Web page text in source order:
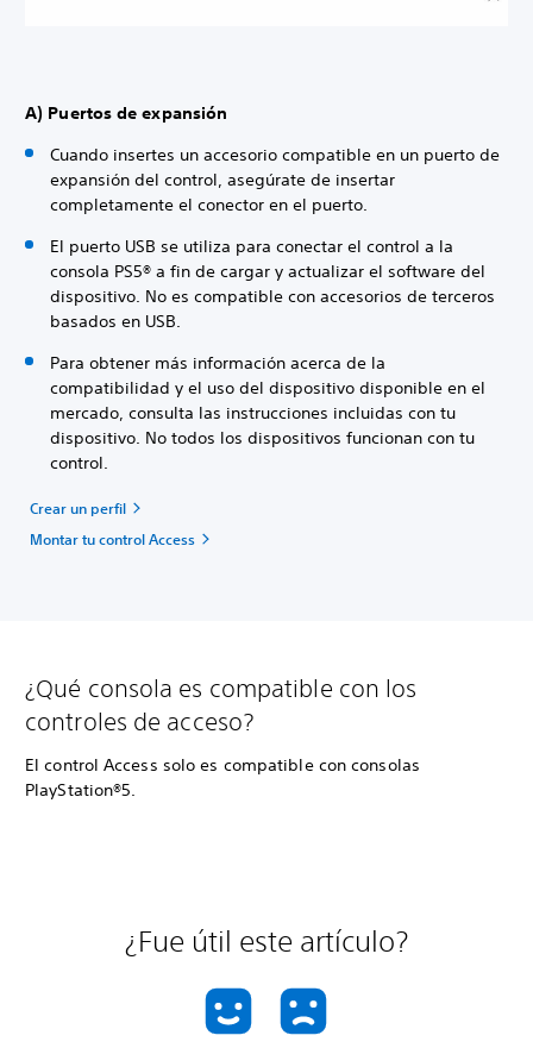
A) Puertos de expansión
Cuando insertes un accesorio compatible en un puerto de
expansión del control, asegúrate de insertar
completamente el conector en el puerto.
El puerto USB se utiliza para conectar el control a la
consola PS5® a fin de cargar y actualizar el software del
dispositivo. No es compatible con accesorios de terceros
basados en USB.
Para obtener más información acerca de la
compatibilidad y el uso del dispositivo disponible en el
mercado, consulta las instrucciones incluidas con tu
dispositivo. No todos los dispositivos funcionan con tu
control.
Crear un perfil
Montar tu control Access
¿Qué consola es compatible con los
controles de acceso?
El control Access solo es compatible con consolas
PlayStation®5.
¿Fue útil este artículo?